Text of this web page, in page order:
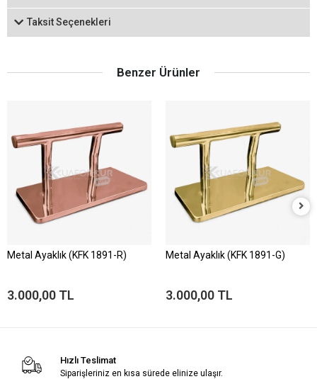
Taksit Seçenekleri
Benzer Ürünler
Metal Ayaklık (KFK 1891-R)
3.000,00 TL
Metal Ayaklık (KFK 1891-G)
3.000,00 TL
Hızlı Teslimat
Siparişleriniz en kısa sürede elinize ulaşır.